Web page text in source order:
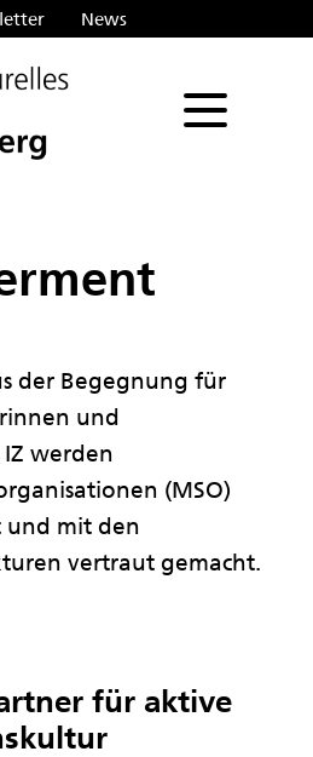
News
der Begegnung für
und
werden
(MSO)
und mit den
vertraut gemacht.
für aktive